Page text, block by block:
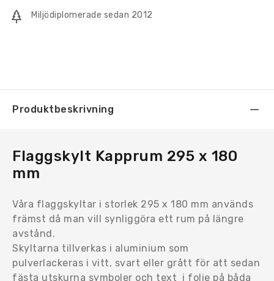
Miljödiplomerade sedan 2012
Produktbeskrivning
Flaggskylt Kapprum 295 x 180
mm
Våra flaggskyltar i storlek 295 x 180 mm används
främst då man vill synliggöra ett rum på längre
avstånd.
Skyltarna tillverkas i aluminium som
pulverlackeras i vitt, svart eller grått för att sedan
fästa utskurna symboler och text i folie på båda